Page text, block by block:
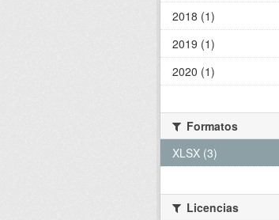
2018 (1)
2019 (1)
2020 (1)
Formatos
XLSX (3)
Licencias